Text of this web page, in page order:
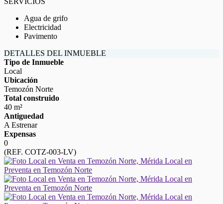
Agua de grifo
Electricidad
Pavimento
DETALLES DEL INMUEBLE
Tipo de Inmueble
Local
Ubicación
Temozón Norte
Total construido
40 m²
Antiguedad
A Estrenar
Expensas
0
(REF. COTZ-003-LV)